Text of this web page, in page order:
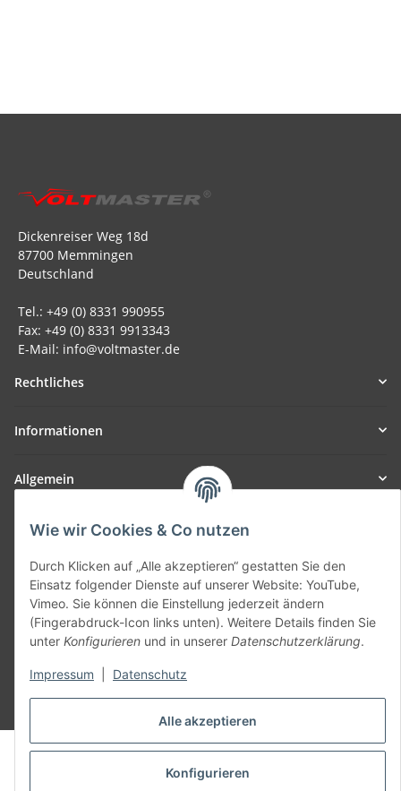
Alle akzeptieren
Konfigurieren
Wie wir Cookies & Co nutzen
Durch Klicken auf „Alle akzeptieren“ gestatten Sie den
Einsatz folgender Dienste auf unserer Website: YouTube,
Vimeo. Sie können die Einstellung jederzeit ändern
(Fingerabdruck-Icon links unten). Weitere Details finden Sie
unter Konfigurieren und in unserer Datenschutzerklärung.
Impressum Datenschutz
Dickenreiser Weg 18d
87700 Memmingen
Deutschland
Tel.: +49 (0) 8331 990955
Fax: +49 (0) 8331 9913343
E-Mail: info@voltmaster.de
Rechtliches
Informationen
Allgemein
Teil unseres Netzwerks:
Vertrag widerrufen
© voltmaster.de
Powered byJTL-Shop